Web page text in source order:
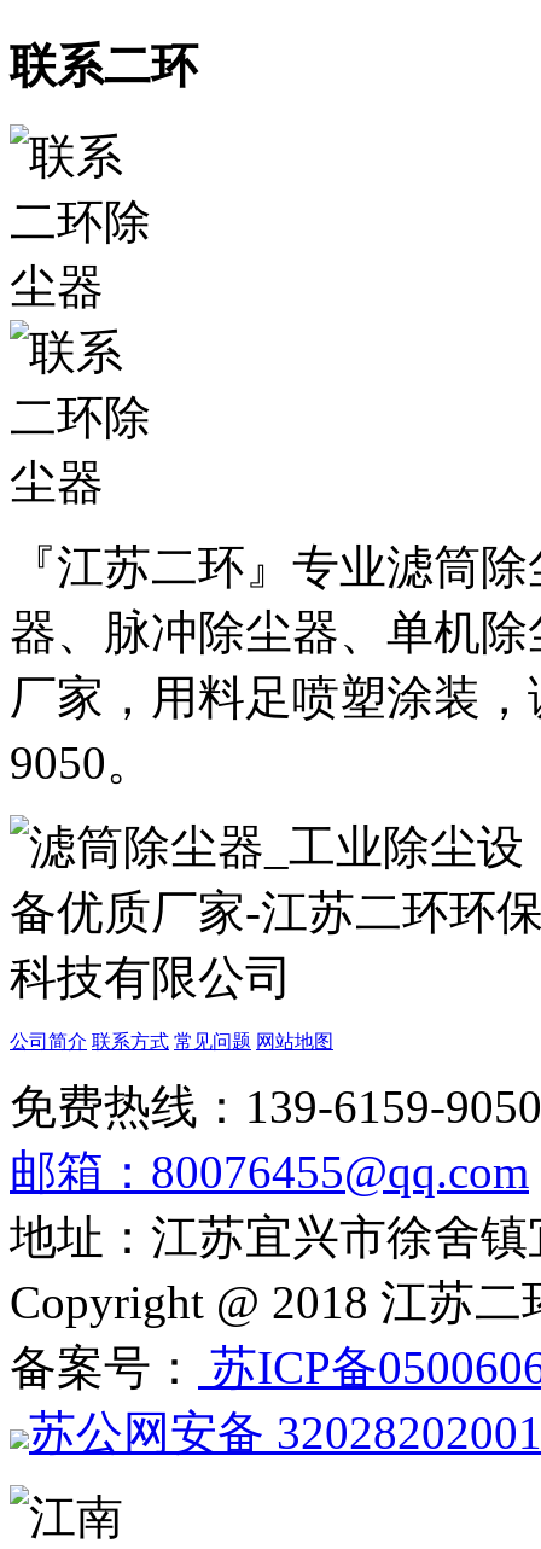
联系二环
『江苏二环』专业滤筒
器、脉冲除尘器、单机
厂家，用料足喷塑涂装
9050。
公司简介 联系方式 常见问题 网站地图
免费热线：139-6159-9050
邮箱：80076455@qq.com
地址：江苏宜兴市徐舍
Copyright @ 2018 江苏
备案号：
苏ICP备
苏公网安备